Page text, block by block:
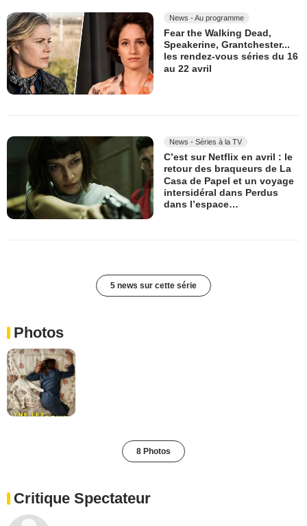
News - Au programme
Fear the Walking Dead,
Speakerine, Grantchester...
les rendez-vous séries du 16
au 22 avril
News - Séries à la TV
C’est sur Netflix en avril : le
retour des braqueurs de La
Casa de Papel et un voyage
intersidéral dans Perdus
dans l’espace…
5 news sur cette série
Photos
8 Photos
Critique Spectateur